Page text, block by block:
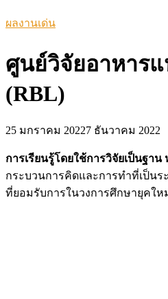
ผลงานเด่น
ศูนย์วิจัยอาหารแ
(RBL)
25 มกราคม 20227 ธันวาคม 2022
การเรียนรู้โดยใช้การวิจัยเป็นฐาน
กระบวนการคิดและการทำที่เป็น
ที่ยอมรับการในวงการศึกษายุคให